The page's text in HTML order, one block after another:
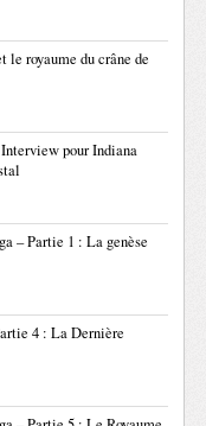
le royaume du crâne de
pour Indiana
– Partie 1 : La genèse
4 : La Dernière